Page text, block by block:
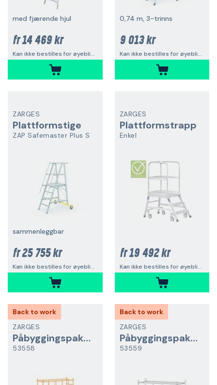
med fjærende hjul
fr14 469 kr
Kan ikke bestilles for øyeblikket
0,74 m, 3-trinns
9 013 kr
Kan ikke bestilles for øyeblikket
ZARGES
Plattformstige
ZAP Safemaster Plus S
sammenleggbar
fr25 755 kr
Kan ikke bestilles for øyeblikket
ZARGES
Plattformstrapp
Enkel
fr19 492 kr
Kan ikke bestilles for øyeblikket
Back to work
ZARGES
Påbyggingspakke
53558
Back to work
ZARGES
Påbyggingspakke
53559